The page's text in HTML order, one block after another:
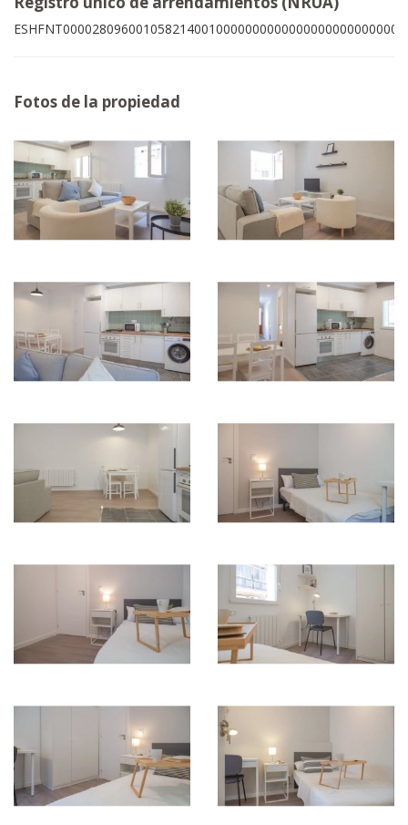
ESHFNT00002809600105821400100000000000000000000000003
Fotos de la propiedad